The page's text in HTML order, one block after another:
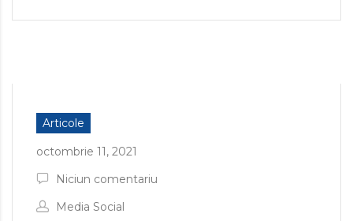
Articole
octombrie 11, 2021
Niciun comentariu
Media Social